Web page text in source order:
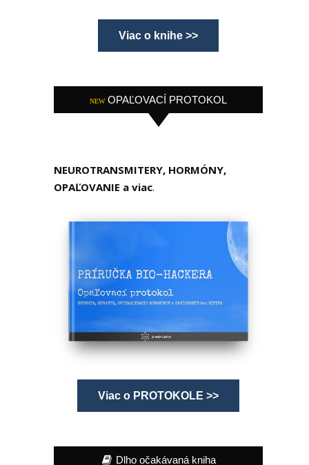
Viac o knihe >>
NEW OPAĽOVACÍ PROTOKOL
NEUROTRANSMITERY, HORMÓNY,
OPAĽOVANIE a viac.
Viac o PROTOKOLE >>
Dlho očakávaná kniha